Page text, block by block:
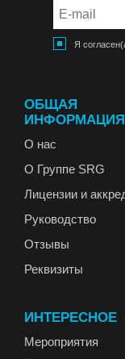
Я
ОБЩАЯ
ИНФОРМАЦИЯ
О нас
О Группе SRG
Лицензии и
Руководство
Отзывы
Реквизиты
ИНТЕРЕСНОЕ
Мероприятия